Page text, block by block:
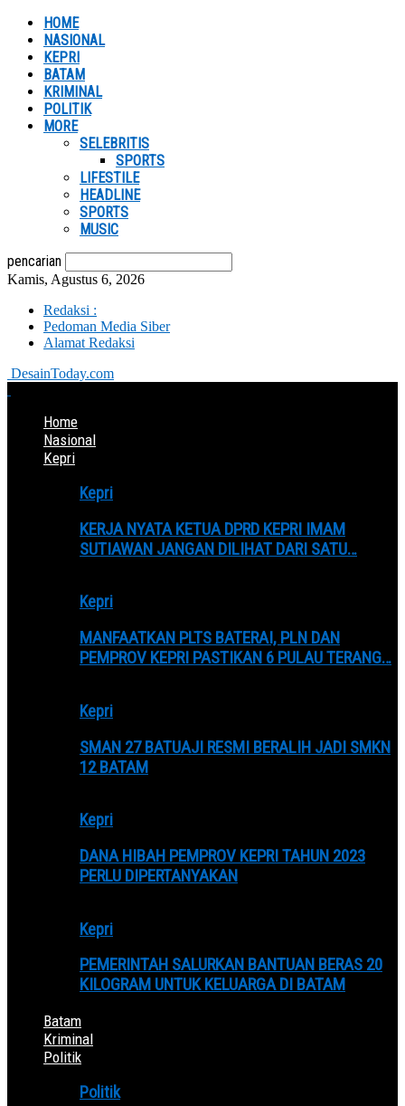
HOME
NASIONAL
KEPRI
BATAM
KRIMINAL
POLITIK
MORE
SELEBRITIS
SPORTS
LIFESTILE
HEADLINE
SPORTS
MUSIC
pencarian
Kamis, Agustus 6, 2026
Redaksi :
Pedoman Media Siber
Alamat Redaksi
DesainToday.com
Home
Nasional
Kepri
Kepri
KERJA NYATA KETUA DPRD KEPRI IMAM
SUTIAWAN JANGAN DILIHAT DARI SATU…
Kepri
MANFAATKAN PLTS BATERAI, PLN DAN
PEMPROV KEPRI PASTIKAN 6 PULAU TERANG…
Kepri
SMAN 27 BATUAJI RESMI BERALIH JADI SMKN
12 BATAM
Kepri
DANA HIBAH PEMPROV KEPRI TAHUN 2023
PERLU DIPERTANYAKAN
Kepri
PEMERINTAH SALURKAN BANTUAN BERAS 20
KILOGRAM UNTUK KELUARGA DI BATAM
Batam
Kriminal
Politik
Politik